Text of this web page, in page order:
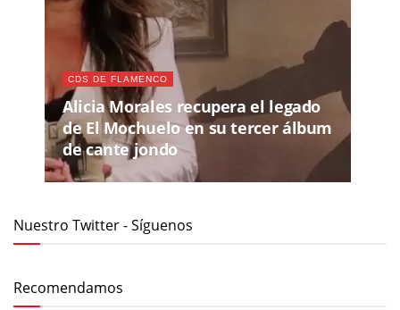
CDS DE FLAMENCO
Alicia Morales recupera el legado
de El Mochuelo en su tercer álbum
de cante jondo
Nuestro Twitter - Síguenos
Recomendamos